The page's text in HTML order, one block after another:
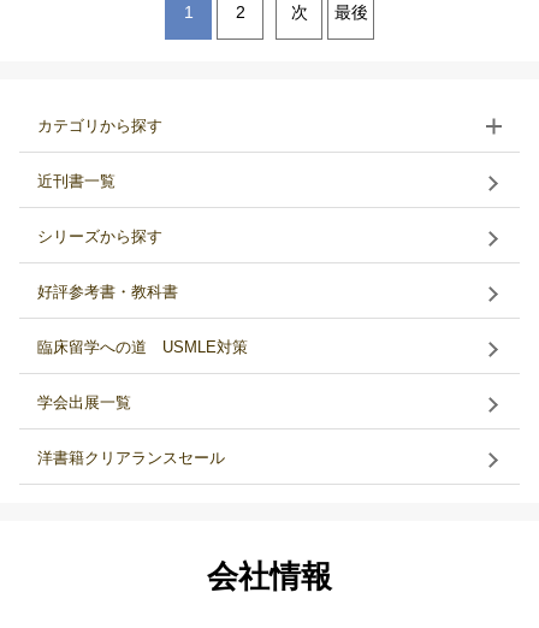
1 2 次 最後
カテゴリから探す
近刊書一覧
シリーズから探す
好評参考書・教科書
臨床留学への道 USMLE対策
学会出展一覧
洋書籍クリアランスセール
会社情報